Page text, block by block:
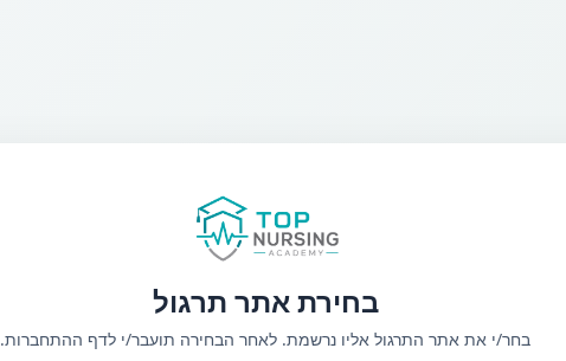
בחירת אתר תרגול
בחר/י את אתר התרגול אליו נרשמת. לאחר הבחירה תועבר/י לדף ההתחברות.